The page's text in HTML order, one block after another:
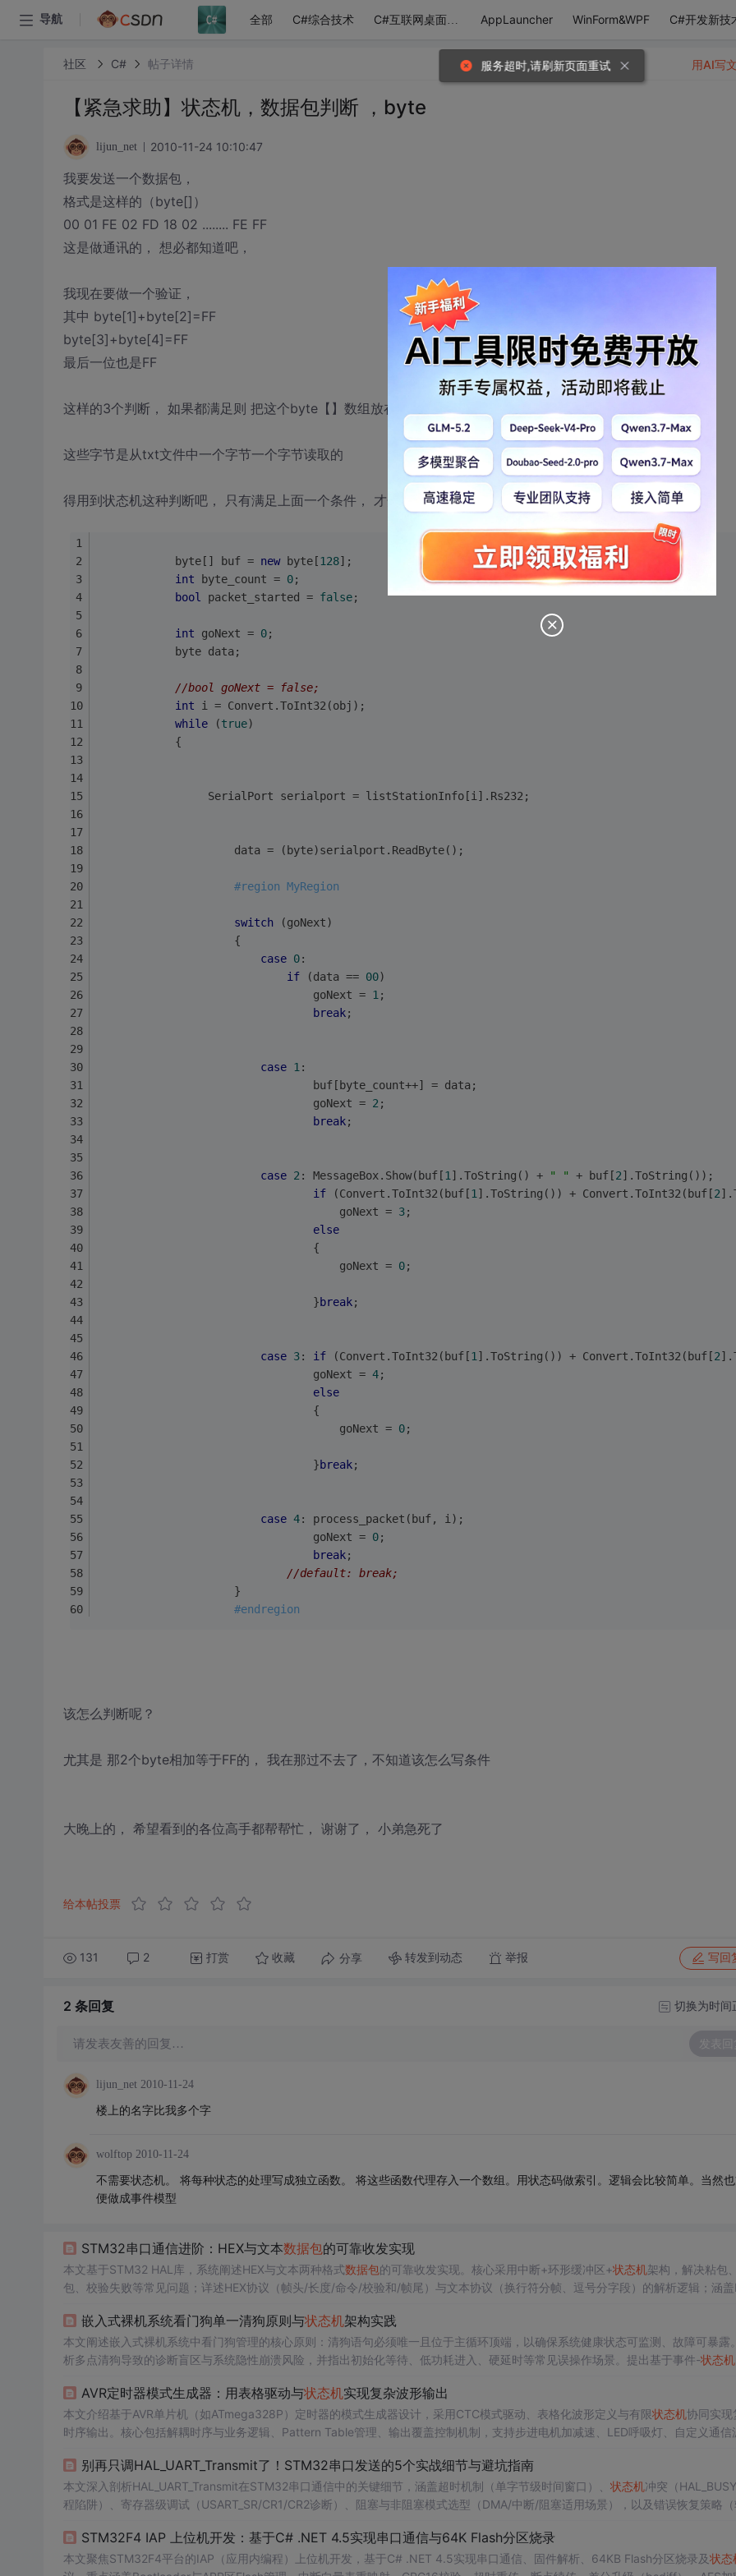
导航 全部 C#综合技术 C#互联网桌面应用 AppLauncher WinForm&WPF C#开发新技
社区 C# 帖子详情
【紧急求助】状态机，数据包判断 ，byte
lijun_net 2010-11-24 10:10:47
我要发送一个数据包，
格式是这样的（byte[]）
00 01 FE 02 FD 18 02 ........ FE FF
这是做通讯的， 想必都知道吧，
我现在要做一个验证，
其中 byte[1]+byte[2]=FF
byte[3]+byte[4]=FF
最后一位也是FF
这样的3个判断， 如果都满足则 把这个byte【】数组放在队列中
这些字节是从txt文件中一个字节一个字节读取的
得用到状态机这种判断吧， 只有满足上面一个条件， 才开启下面的判断
            byte[] buf =
new byte[128];
int byte_count = 0;
bool
packet_started = false;
int goNext = 0;
            byte data;
//bool goNext = false;
int i = Convert.ToInt32(obj);
while (true)
            {
                 SerialPort serialport = listStationInfo[i].Rs232;
                     data = (byte)serialport.ReadByte();
#region MyRegion
switch (goNext)
                     {
case 0:
if (data == 00)
                                 goNext =
1 ;
break;
case 1 :
                                 buf[byte_count++] = data;
                                 goNext =
2 ;
break;
case 2 : MessageBox.Show(buf[1 ].ToString() + " " + buf[2].ToString());
if (Convert.ToInt32(buf[1 ].ToString()) + Convert.ToInt32(buf[2
                                     goNext =
3;
else
                                 {
                                     goNext =
0;
                                 }
break;
case 3: if (Convert.ToInt32(buf[1 ].ToString()) + Convert.ToInt32(buf[2
                                 goNext =
4;
else
                                 {
                                     goNext =
0;
                                 }
break;
case 4: process_packet(buf, i);
                                 goNext =
0;
break;
//default: break;
                     }
#endregion
该怎么判断呢？
尤其是 那2个byte相加等于FF的， 我在那过不去了，不知道该怎么写条件
大晚上的， 希望看到的各位高手都帮帮忙， 谢谢了， 小弟急死了
给本帖投票
131 2 打赏 收藏 分享 转发到动态 举报 写回
用AI写
2 条回复 切换为时间
请发表友善的回复… 发表回
lijun_net 2010-11-24
楼上的名字比我多个字
wolftop 2010-11-24
不需要状态机。 将每种状态的处理写成独立函数。 将这些函数代理存入一个数组。用状态码做索引。逻辑会比较简单。当然
便做成事件模型
STM32串口通信进阶：HEX与文本数据包的可靠收发实现
本文基于STM32 HAL库，系统阐述HEX与文本两种格式数据包的可靠收发实现。核心采用中断+环形缓冲区+状态机架构，解决粘包
包、校验失败等常见问题；详述HEX协议（帧头/长度/命令/校验和/帧尾）与文本协议（换行符分帧、逗号分字段）的解析逻辑；涵盖
嵌入式裸机系统看门狗单一清狗原则与状态机架构实践
本文阐述嵌入式裸机系统中看门狗管理的核心原则：清狗语句必须唯一且位于主循环顶端，以确保系统健康状态可监测、故障可暴露
析多点清狗导致的诊断盲区与系统隐性崩溃风险，并指出初始化等待、低功耗进入、硬延时等常见误操作场景。提出基于事件-状态机
为系统健壮性的诊断工具。
AVR定时器模式生成器：用表格驱动与状态机实现复杂波形输出
本文介绍基于AVR单片机（如ATmega328P）定时器的模式生成器设计，采用CTC模式驱动、表格化波形定义与有限状态机协同实现
时序输出。核心包括解耦时序与业务逻辑、Pattern Table管理、输出覆盖控制机制，支持步进电机加减速、LED呼吸灯、自定义通信
别再只调HAL_UART_Transmit了！STM32串口发送的5个实战细节与避坑指南
本文深入剖析HAL_UART_Transmit在STM32串口通信中的关键细节，涵盖超时机制（单字节级时间窗口）、 状态机冲突（
程陷阱）、寄存器级调试（USART_SR/CR1/CR2诊断）、阻塞与非阻塞模式选型（DMA/中断/阻塞适用场景），以及错误恢复策略（
STM32F4 IAP 上位机开发：基于C# .NET 4.5实现串口通信与64K Flash分区烧录
本文聚焦STM32F4平台的IAP（应用内编程）上位机开发，基于C# .NET 4.5实现串口通信、固件解析、64KB Flash分区烧录及状态
服务超时,请刷新页面重试